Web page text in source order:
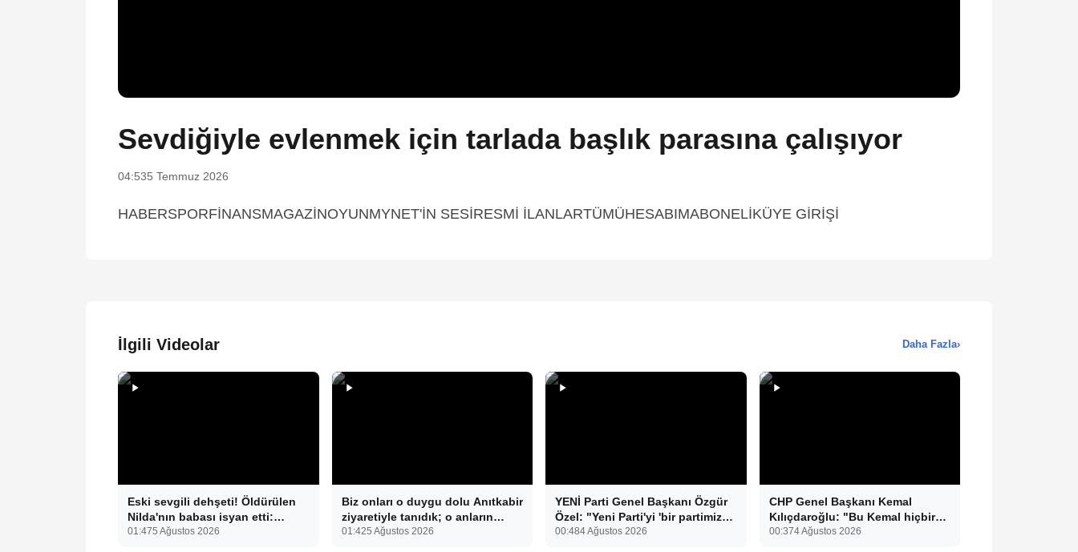
Sevdiğiyle evlenmek için tarlada başlık parasına çalışıyor
04:535 Temmuz 2026
HABERSPORFİNANSMAGAZİNOYUNMYNET'İN SESİRESMİ İLANLARTÜMÜHESABIMABONELİKÜYE GİRİŞİ
İlgili Videolar Daha Fazla›
Eski sevgili dehşeti! Öldürülen
Nilda'nın babası isyan etti:
"Ekmeğimizi paylaştık"
01:475 Ağustos 2026
Biz onları o duygu dolu Anıtkabir
ziyaretiyle tanıdık; o anların
ardında ise 34 yıl sonra tüp
01:425 Ağustos 2026
YENİ Parti Genel Başkanı Özgür
Özel: "Yeni Parti'yi 'bir partimiz
olsun' diye kurmadık. Biz yeni
00:484 Ağustos 2026
CHP Genel Başkanı Kemal
Kılıçdaroğlu: "Bu Kemal hiçbir
gücün karşısında eğilmez.
00:374 Ağustos 2026